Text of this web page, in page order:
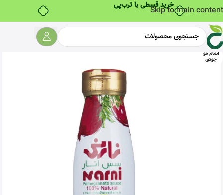
خرید قسطی با ترب‌پیSkip to main content
اتمام مو
جودی